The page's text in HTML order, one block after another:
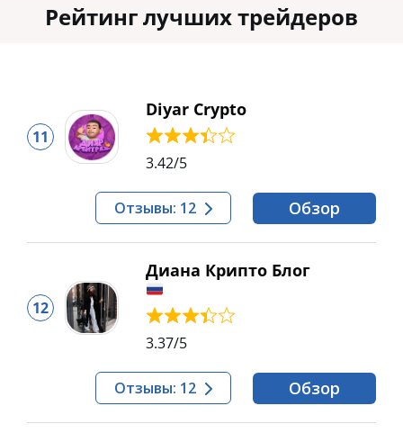
Рейтинг лучших трейдеров
11
Diyar Crypto
3.42/5
Отзывы: 12 Обзор
12
Диана Крипто Блог
3.37/5
Отзывы: 12 Обзор